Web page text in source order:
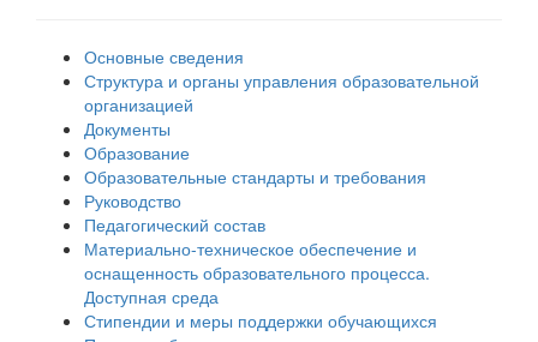
Основные сведения
Структура и органы управления образовательной
организацией
Документы
Образование
Образовательные стандарты и требования
Руководство
Педагогический состав
Материально-техническое обеспечение и
оснащенность образовательного процесса.
Доступная среда
Стипендии и меры поддержки обучающихся